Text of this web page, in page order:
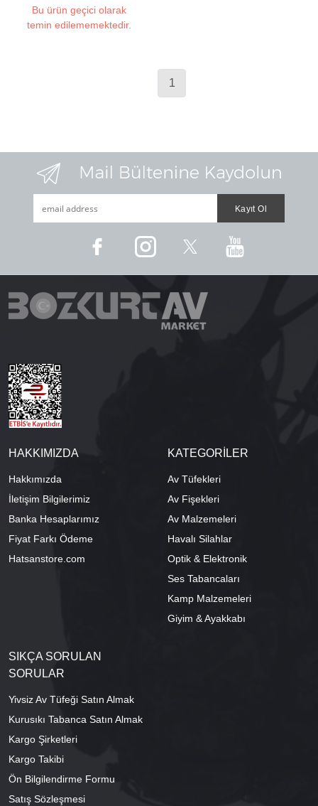
Bu ürün geçici olarak
temin edilememektedir.
1
HAKKIMIZDA
Hakkımızda
İletişim Bilgilerimiz
Banka Hesaplarımız
Fiyat Farkı Ödeme
Hatsanstore.com
KATEGORİLER
Av Tüfekleri
Av Fişekleri
Av Malzemeleri
Havalı Silahlar
Optik & Elektronik
Ses Tabancaları
Kamp Malzemeleri
Giyim & Ayakkabı
SIKÇA SORULAN
SORULAR
Yivsiz Av Tüfeği Satın Almak
Kurusıkı Tabanca Satın Almak
Kargo Şirketleri
Kargo Takibi
Ön Bilgilendirme Formu
Satış Sözleşmesi